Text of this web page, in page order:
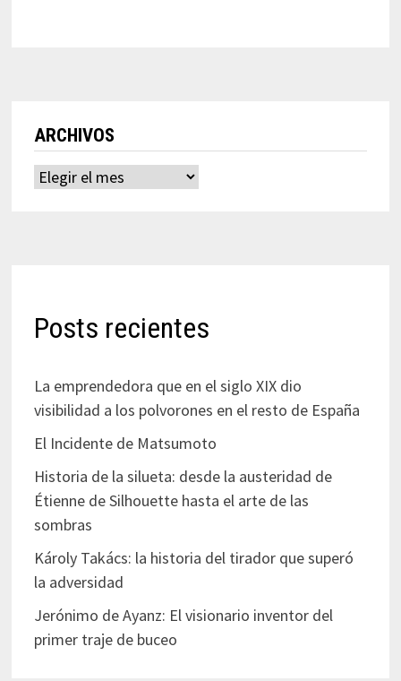
ARCHIVOS
Archivos
Posts recientes
La emprendedora que en el siglo XIX dio
visibilidad a los polvorones en el resto de España
El Incidente de Matsumoto
Historia de la silueta: desde la austeridad de
Étienne de Silhouette hasta el arte de las
sombras
Károly Takács: la historia del tirador que superó
la adversidad
Jerónimo de Ayanz: El visionario inventor del
primer traje de buceo